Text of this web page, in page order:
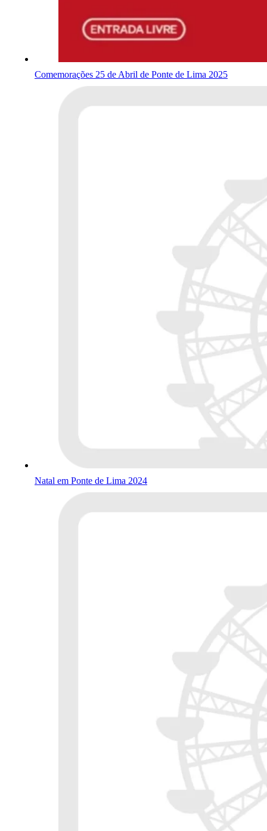
Comemorações 25 de Abril de Ponte de Lima 2025
Natal em Ponte de Lima 2024